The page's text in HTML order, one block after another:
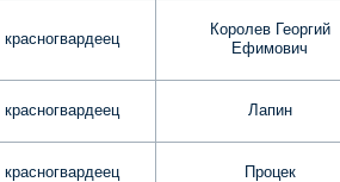
красногвардеец
Королев Георгий
Ефимович
красногвардеец Лапин
красногвардеец Процек